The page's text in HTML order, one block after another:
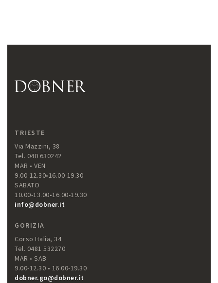
TRIESTE
Via Mazzini, 38
Tel. 040 630242
MAR • VEN
9.00-12.30•16.00-19.30
SABATO
10.00-13.00•16.00-19.30
info@dobner.it
GORIZIA
Corso Italia, 34
Tel. 0481 532270
MAR • SAB
9.00-12.30 • 16.00-19.30
dobner.go@dobner.it